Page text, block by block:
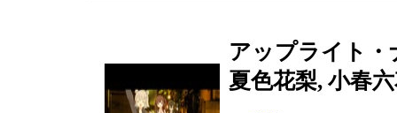
アップライト・
夏色花梨, 小春